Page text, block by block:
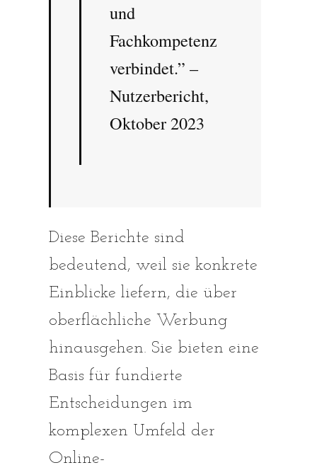
und
Fachkompetenz
verbindet.” –
Nutzerbericht,
Oktober 2023
Diese Berichte sind
bedeutend, weil sie konkrete
Einblicke liefern, die über
oberflächliche Werbung
hinausgehen. Sie bieten eine
Basis für fundierte
Entscheidungen im
komplexen Umfeld der
Online-